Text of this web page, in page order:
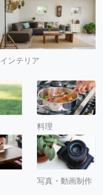
インテリア
料理
写真・動画制作